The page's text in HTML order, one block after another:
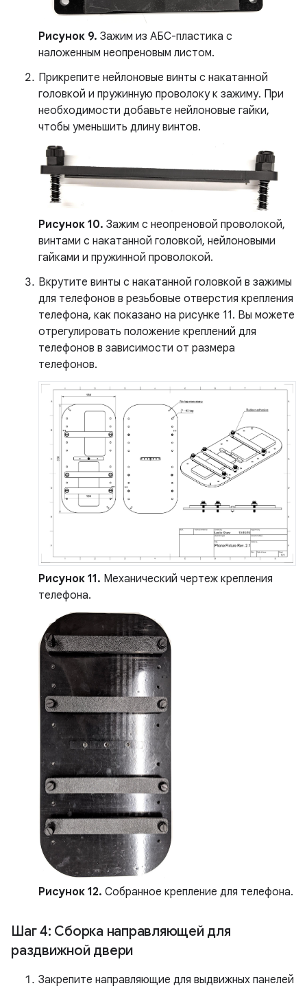
Рисунок 9. Зажим из АБС-пластика с
наложенным неопреновым листом.
Прикрепите нейлоновые винты с накатанной
головкой и пружинную проволоку к зажиму. При
необходимости добавьте нейлоновые гайки,
чтобы уменьшить длину винтов.
Рисунок 10. Зажим с неопреновой проволокой,
винтами с накатанной головкой, нейлоновыми
гайками и пружинной проволокой.
Вкрутите винты с накатанной головкой в ​​зажимы
для телефонов в резьбовые отверстия крепления
телефона, как показано на рисунке 11. Вы можете
отрегулировать положение креплений для
телефонов в зависимости от размера
телефонов.
Рисунок 11. Механический чертеж крепления
телефона.
Рисунок 12. Собранное крепление для телефона.
Шаг 4: Сборка направляющей для
раздвижной двери
Закрепите направляющие для выдвижных панелей